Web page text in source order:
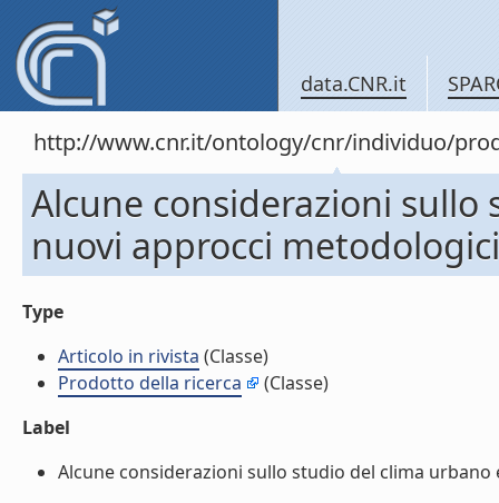
data.CNR.it
http://www.cnr.it/ontology/cnr/individuo/
Alcune considerazioni
nuovi approcci
Type
Articolo in rivista (Classe)
Prodotto della ricerca
(Classe)
Label
Alcune considerazioni sullo studio del clima